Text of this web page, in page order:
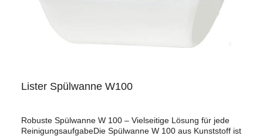
Lister Spülwanne W100
Robuste Spülwanne W 100 – Vielseitige Lösung für jede
ReinigungsaufgabeDie Spülwanne W 100 aus Kunststoff ist